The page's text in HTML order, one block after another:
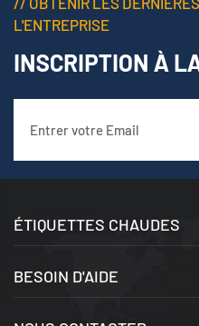
L'ENTREPRISE
INSCRIPTION À
ÉTIQUETTES CHAUDES
BESOIN D'AIDE